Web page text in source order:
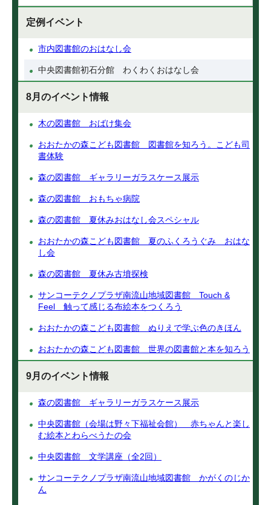
定例イベント
市内図書館のおはなし会
中央図書館初石分館 わくわくおはなし会
8月のイベント情報
木の図書館 おばけ集会
おおたかの森こども図書館 図書館を知ろう。こども司
書体験
森の図書館 ギャラリーガラスケース展示
森の図書館 おもちゃ病院
森の図書館 夏休みおはなし会スペシャル
おおたかの森こども図書館 夏のふくろうぐみ おはな
し会
森の図書館 夏休み古墳探検
サンコーテクノプラザ南流山地域図書館 Touch &
Feel 触って感じる布絵本をつくろう
おおたかの森こども図書館 ぬりえで学ぶ色のきほん
おおたかの森こども図書館 世界の図書館と本を知ろう
9月のイベント情報
森の図書館 ギャラリーガラスケース展示
中央図書館（会場は野々下福祉会館） 赤ちゃんと楽し
む絵本とわらべうたの会
中央図書館 文学講座（全2回）
サンコーテクノプラザ南流山地域図書館 かがくのじか
ん